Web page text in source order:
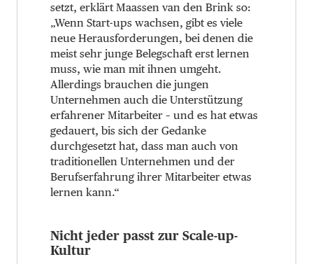
setzt, erklärt Maassen van den Brink so:
„Wenn Start-ups wachsen, gibt es viele
neue Herausforderungen, bei denen die
meist sehr junge Belegschaft erst lernen
muss, wie man mit ihnen umgeht.
Allerdings brauchen die jungen
Unternehmen auch die Unterstützung
erfahrener Mitarbeiter – und es hat etwas
gedauert, bis sich der Gedanke
durchgesetzt hat, dass man auch von
traditionellen Unternehmen und der
Berufserfahrung ihrer Mitarbeiter etwas
lernen kann.“
Nicht jeder passt zur Scale-up-
Kultur